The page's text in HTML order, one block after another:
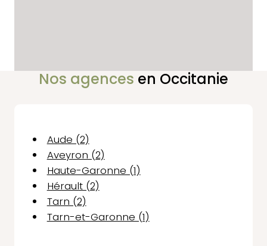
Nos agences en Occitanie
Aude (2)
Aveyron (2)
Haute-Garonne (1)
Hérault (2)
Tarn (2)
Tarn-et-Garonne (1)